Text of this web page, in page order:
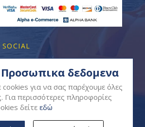
SOCIAL
δεδομενα
cookies για να σας παρέχουμε όλες
Για περισσότερες πληροφορίες
δείτε εδώ